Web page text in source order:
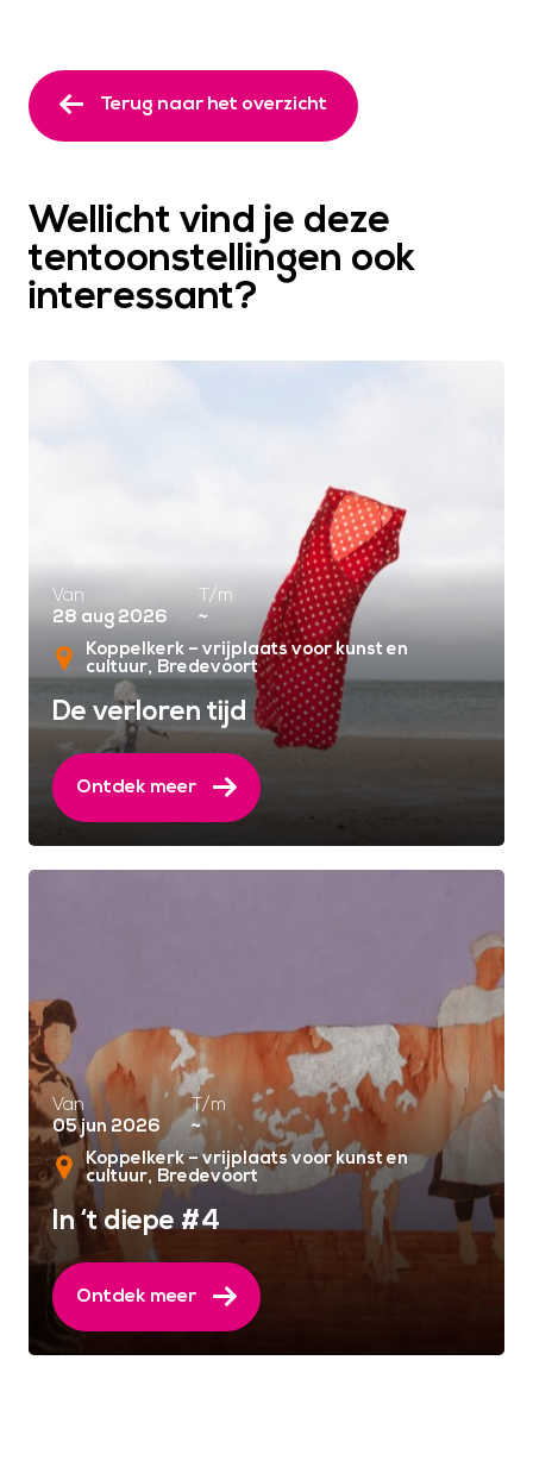
Terug naar het overzicht
Wellicht vind je deze
tentoonstellingen ook
interessant?
Van
28 aug 2026
T/m
~
Koppelkerk – vrijplaats voor kunst en
cultuur Bredevoort
De verloren tijd
Ontdek meer
Van
05 jun 2026
T/m
~
Koppelkerk – vrijplaats voor kunst en
cultuur Bredevoort
In ‘t diepe #4
Ontdek meer